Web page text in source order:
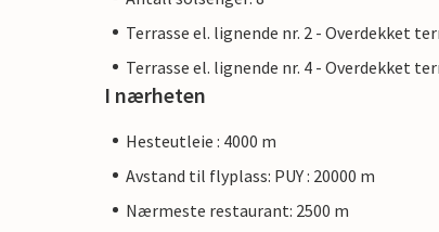
Terrasse el. lignende nr. 2 - Overdekket
Terrasse el. lignende nr. 4 - Overdekket
I nærheten
Hesteutleie : 4000 m
Avstand til flyplass: PUY : 20000 m
Nærmeste restaurant: 2500 m